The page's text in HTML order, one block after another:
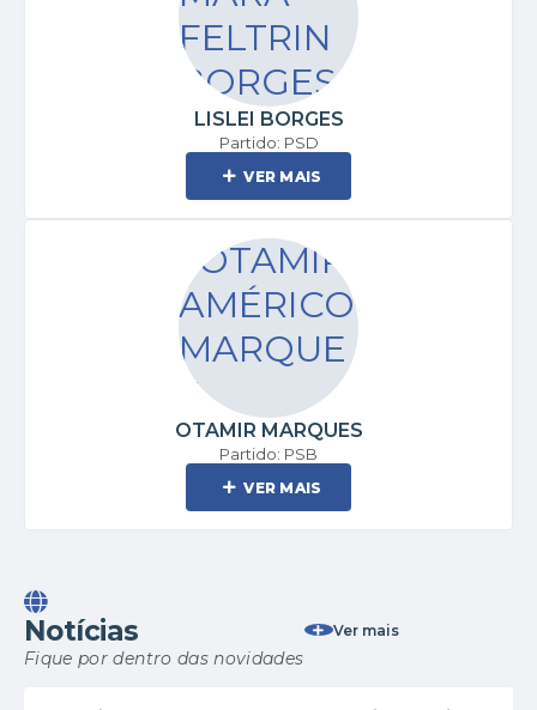
LISLEI BORGES
Partido: PSD
VER MAIS
OTAMIR MARQUES
Partido: PSB
VER MAIS
Notícias
Fique por dentro das novidades
Ver mais